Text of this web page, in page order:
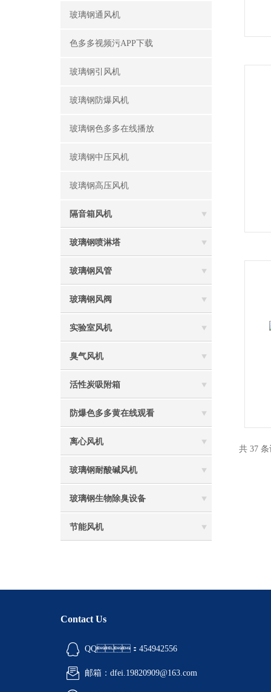
玻璃钢通风机
色多多视频污APP下载
玻璃钢引风机
玻璃钢防爆风机
玻璃钢色多多在线播放
玻璃钢中压风机
玻璃钢高压风机
隔音箱风机
玻璃钢喷淋塔
玻璃钢风管
玻璃钢风阀
实验室风机
臭气风机
活性炭吸附箱
防爆色多多黄在线观看
离心风机
玻璃钢耐酸碱风机
玻璃钢生物除臭设备
节能风机
共 37 条
Contact Us
QQ：454942556
邮箱：dfei.19820909@163.com